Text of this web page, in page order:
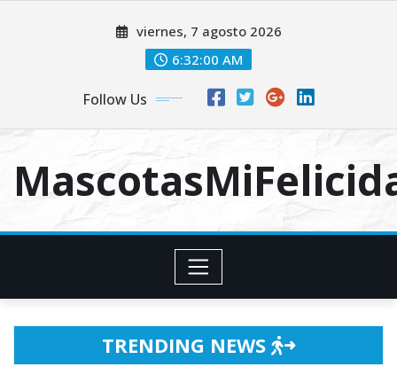
viernes, 7 agosto 2026
6:32:01 AM
Follow Us
TRENDING NEWS